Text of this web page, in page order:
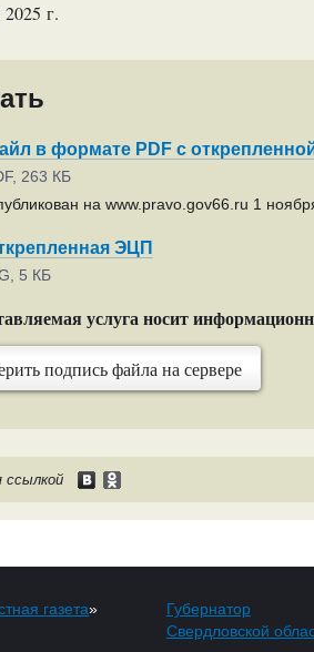
2025 г.
в формате PDF с
263 КБ
на www.pravo.gov66.ru 1
ЭЦП
5 КБ
услуга носит
подпись файла на сервере
ссылкой
газета»
Губернатор
Свердловской